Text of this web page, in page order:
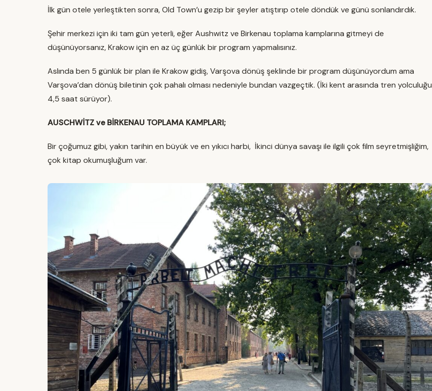
İlk gün otele yerleştikten sonra, Old Town’u gezip bir şeyler atıştırıp otele döndük ve günü sonlandırdık.
Şehir merkezi için iki tam gün yeterli, eğer Aushwitz ve Birkenau toplama kamplarına gitmeyi de
düşünüyorsanız, Krakow için en az üç günlük bir program yapmalısınız.
Aslında ben 5 günlük bir plan ile Krakow gidiş, Varşova dönüş şeklinde bir program düşünüyordum ama
Varşova’dan dönüş biletinin çok pahalı olması nedeniyle bundan vazgeçtik. (İki kent arasında tren yolculuğu
4,5 saat sürüyor).
AUSCHWİTZ ve BİRKENAU TOPLAMA KAMPLARI;
Bir çoğumuz gibi, yakın tarihin en büyük ve en yıkıcı harbi, İkinci dünya savaşı ile ilgili çok film seyretmişliğim,
çok kitap okumuşluğum var.